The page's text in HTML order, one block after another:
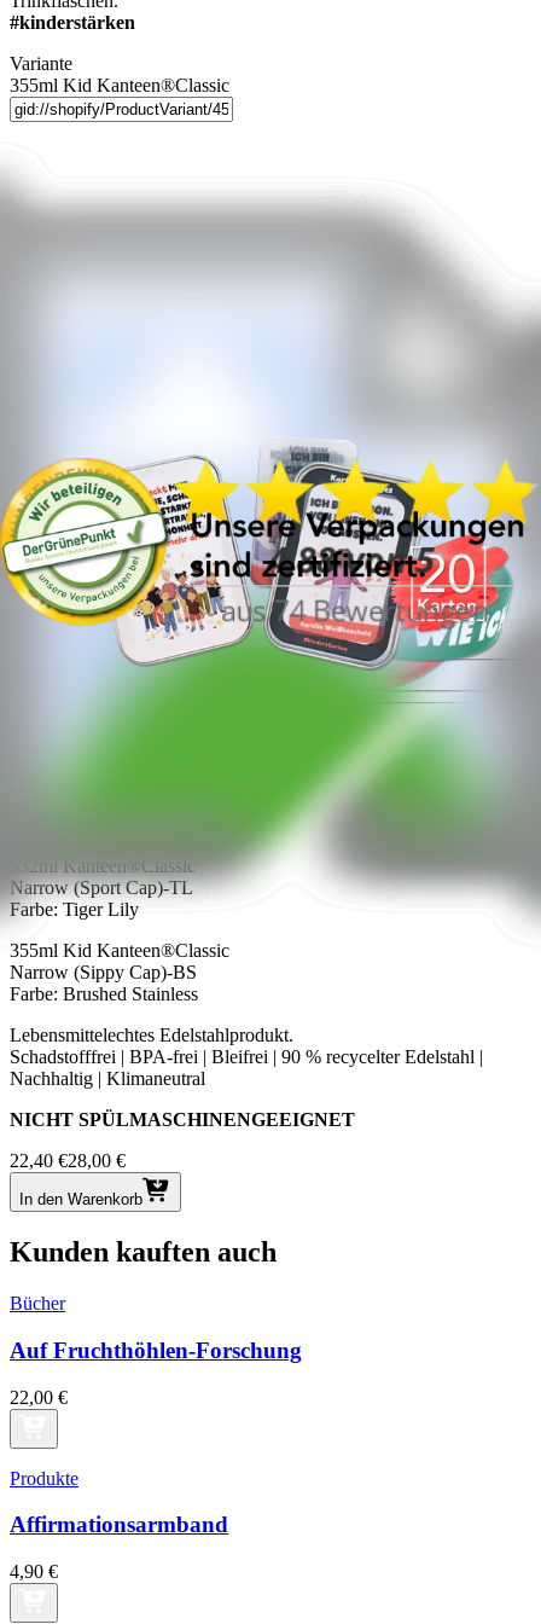
#kinderstärken
Variante
355ml Kid Kanteen®Classic
532ml Kanteen®Classic
Narrow (Sport Cap)-TL
Farbe: Tiger Lily
355ml Kid Kanteen®Classic
Narrow (Sippy Cap)-BS
Farbe: Brushed Stainless
Lebensmittelechtes Edelstahlprodukt.
Schadstofffrei | BPA-frei | Bleifrei | 90 % recycelter Edelstahl |
Nachhaltig | Klimaneutral
NICHT SPÜLMASCHINENGEEIGNET
22,40 €28,00 €
In den Warenkorb
Kunden kauften auch
Bücher
Auf Frucht­höh­len-For­schung
22,00 €
Produkte
Af­fir­ma­ti­ons­arm­band
4,90 €